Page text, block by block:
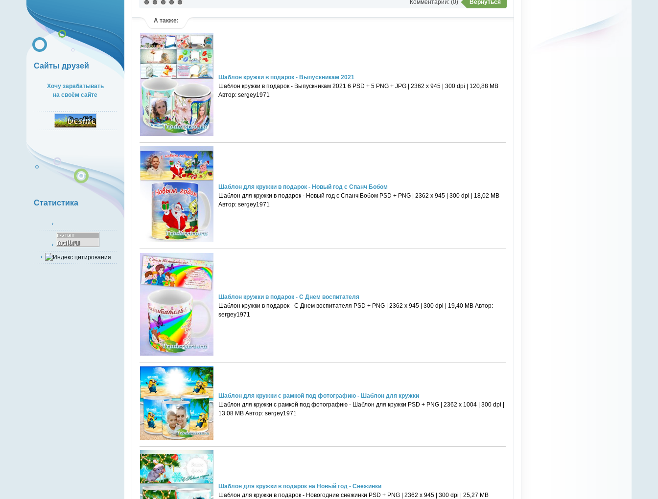
Сайты друзей
Хочу зарабатывать
на своём сайте
Статистика
Вернуться
Комментарии: (0)
А также:
Шаблон кружки в подарок - Выпускникам 2021
Шаблон кружки в подарок - Выпускникам 2021 6 PSD + 5 PNG + JPG | 2362 x 945 | 300 dpi | 120,88 MB
Автор: sergey1971
Шаблон для кружки в подарок - Новый год с Спанч Бобом
Шаблон для кружки в подарок - Новый год с Спанч Бобом PSD + PNG | 2362 x 945 | 300 dpi | 18,02 MB
Автор: sergey1971
Шаблон кружки в подарок - С Днем воспитателя
Шаблон кружки в подарок - С Днем воспитателя PSD + PNG | 2362 x 945 | 300 dpi | 19,40 MB Автор:
sergey1971
Шаблон для кружки с рамкой под фотографию - Шаблон для кружки
Шаблон для кружки с рамкой под фотографию - Шаблон для кружки PSD + PNG | 2362 x 1004 | 300 dpi |
13.08 MB Автор: sergey1971
Шаблон для кружки в подарок на Новый год - Снежинки
Шаблон для кружки в подарок - Новогодние снежинки PSD + PNG | 2362 x 945 | 300 dpi | 25,27 MB